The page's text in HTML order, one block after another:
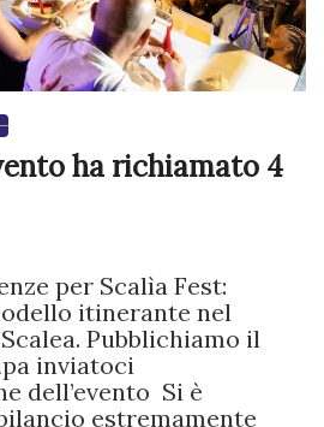
ha richiamato 4
per Scalìa Fest:
itinerante nel
Pubblichiamo il
inviatoci
dell’evento Si è
estremamente